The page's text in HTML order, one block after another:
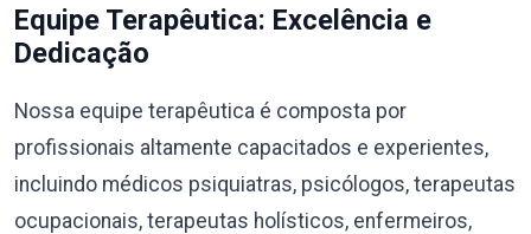
Equipe Terapêutica: Excelência e
Dedicação
Nossa equipe terapêutica é composta por
profissionais altamente capacitados e experientes,
incluindo médicos psiquiatras, psicólogos, terapeutas
ocupacionais, terapeutas holísticos, enfermeiros,